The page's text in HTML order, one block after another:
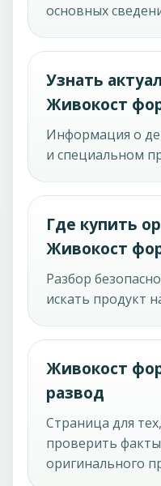
основных
Узнать
Живокост
Информация о
и специальном
Где купить
Живокост
Разбор
искать продукт
Живокост
развод
Страница для
проверить
оригинального